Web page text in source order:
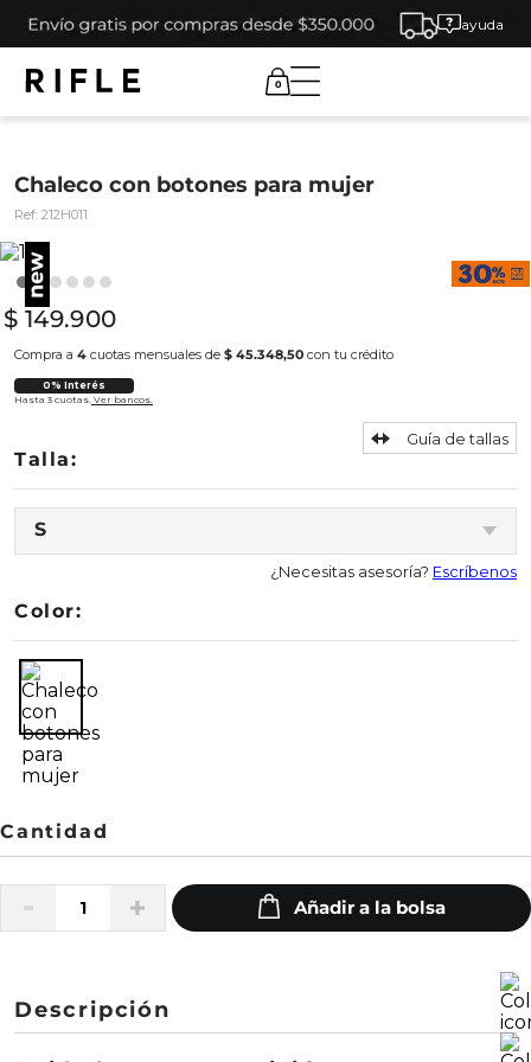
ayuda
0
Chaleco con botones para mujer
Ref: 212H011
$ 149.900
Compra a 4 cuotas mensuales de $ 45.348,50 con tu crédito
0% Interés
Hasta 3 cuotas. Ver bancos.
S
Guía de tallas
¿Necesitas asesoría? Escríbenos
Color:
Descripción